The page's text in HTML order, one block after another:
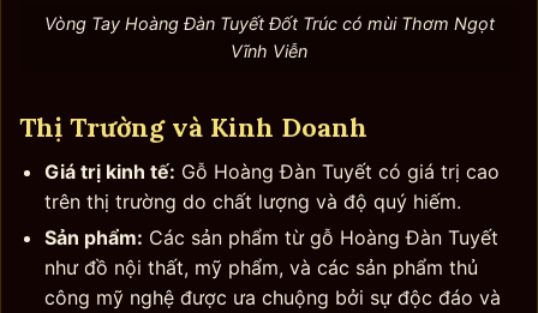
Vòng Tay Hoàng Đàn Tuyết Đốt Trúc có mùi Thơm Ngọt
Vĩnh Viễn
Thị Trường và Kinh Doanh
Giá trị kinh tế: Gỗ Hoàng Đàn Tuyết có giá trị cao
trên thị trường do chất lượng và độ quý hiếm.
Sản phẩm: Các sản phẩm từ gỗ Hoàng Đàn Tuyết
như đồ nội thất, mỹ phẩm, và các sản phẩm thủ
công mỹ nghệ được ưa chuộng bởi sự độc đáo và